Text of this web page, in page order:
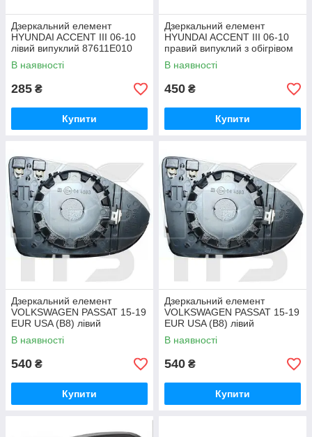
Дзеркальний елемент
HYUNDAI ACCENT III 06-10
лівий випуклий 87611E010
В наявності
285 ₴
Купити
Дзеркальний елемент
HYUNDAI ACCENT III 06-10
правий випуклий з обігрівом
876211E100
В наявності
450 ₴
Купити
Дзеркальний елемент
VOLKSWAGEN PASSAT 15-19
EUR USA (B8) лівий
асферичний з обігрівом
3G0857521
В наявності
540 ₴
Купити
Дзеркальний елемент
VOLKSWAGEN PASSAT 15-19
EUR USA (B8) лівий
асферичний з обігрівом
3G0857521
В наявності
540 ₴
Купити